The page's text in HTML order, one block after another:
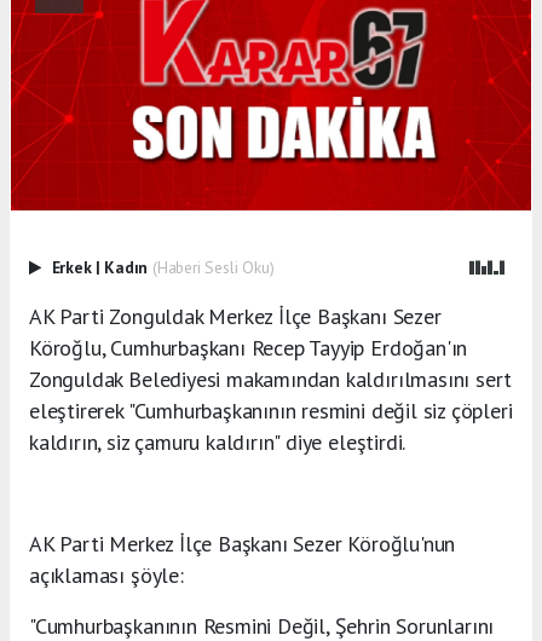
Erkek | Kadın (Haberi Sesli Oku)
AK Parti Zonguldak Merkez İlçe Başkanı Sezer
Köroğlu, Cumhurbaşkanı Recep Tayyip Erdoğan'ın
Zonguldak Belediyesi makamından kaldırılmasını sert
eleştirerek "Cumhurbaşkanının resmini değil siz çöpleri
kaldırın, siz çamuru kaldırın" diye eleştirdi.
AK Parti Merkez İlçe Başkanı Sezer Köroğlu'nun
açıklaması şöyle:
"Cumhurbaşkanının Resmini Değil, Şehrin Sorunlarını